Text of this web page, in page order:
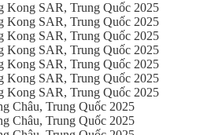
Kong SAR, Trung Quốc 2025
Kong SAR, Trung Quốc 2025
Kong SAR, Trung Quốc 2025
Kong SAR, Trung Quốc 2025
Kong SAR, Trung Quốc 2025
Kong SAR, Trung Quốc 2025
Kong SAR, Trung Quốc 2025
Châu, Trung Quốc 2025
Châu, Trung Quốc 2025